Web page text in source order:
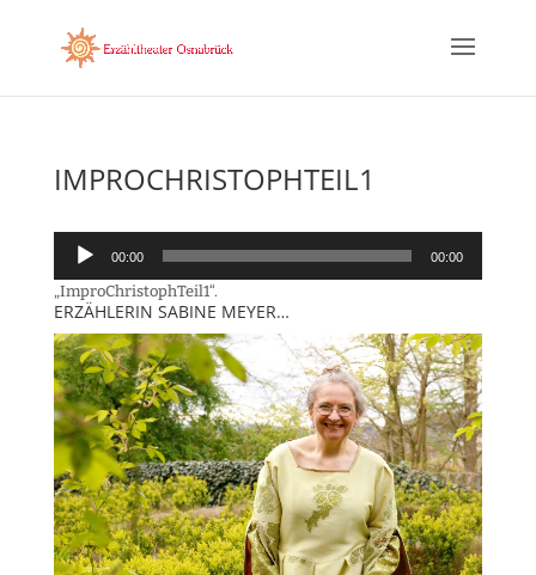
IMPROCHRISTOPHTEIL1
Audio-
Player
00:00 00:00
„ImproChristophTeil1“.
ERZÄHLERIN SABINE MEYER…